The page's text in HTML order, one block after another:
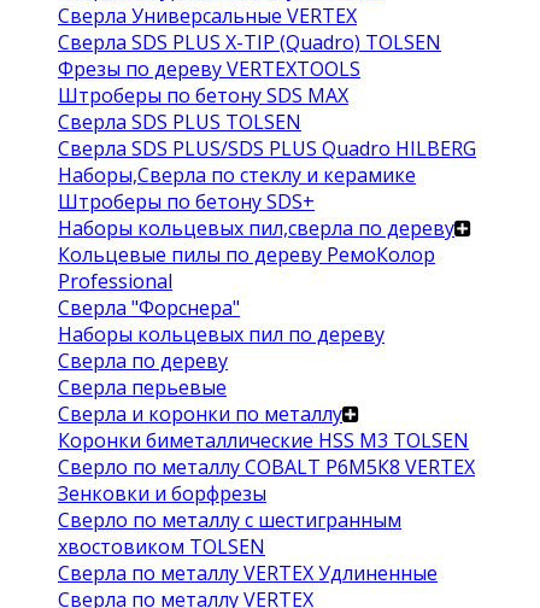
Сверла Универсальные VERTEX
Сверла SDS PLUS X-TIP (Quadro) TOLSEN
Фрезы по дереву VERTEXTOOLS
Штроберы по бетону SDS MAX
Сверла SDS PLUS TOLSEN
Сверла SDS PLUS/SDS PLUS Quadro HILBERG
Наборы,Сверла по стеклу и керамике
Штроберы по бетону SDS+
Наборы кольцевых пил,сверла по дереву
Кольцевые пилы по дереву РемоКолор
Professional
Сверла "Форснера"
Наборы кольцевых пил по дереву
Сверла по дереву
Сверла перьевые
Сверла и коронки по металлу
Коронки биметаллические HSS M3 TOLSEN
Сверло по металлу COBALT Р6М5К8 VERTEX
Зенковки и борфрезы
Сверло по металлу с шестигранным
хвостовиком TOLSEN
Сверла по металлу VERTEX Удлиненные
Сверла по металлу VERTEX